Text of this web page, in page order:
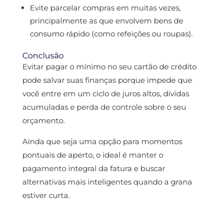
Evite parcelar compras em muitas vezes,
principalmente as que envolvem bens de
consumo rápido (como refeições ou roupas).
Conclusão
Evitar pagar o mínimo no seu cartão de crédito
pode salvar suas finanças porque impede que
você entre em um ciclo de juros altos, dívidas
acumuladas e perda de controle sobre o seu
orçamento.
Ainda que seja uma opção para momentos
pontuais de aperto, o ideal é manter o
pagamento integral da fatura e buscar
alternativas mais inteligentes quando a grana
estiver curta.